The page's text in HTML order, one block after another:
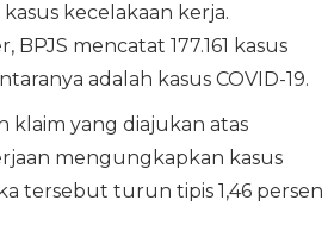
kecelakaan kerja.
mencatat 177.161 kasus
adalah kasus COVID-19.
klaim yang diajukan atas
mengungkapkan kasus
tersebut turun tipis 1,46 persen